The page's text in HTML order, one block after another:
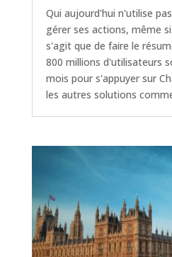
Qui aujourd'hui n'utilise
gérer ses actions, même
s'agit que de faire le
800 millions d'utilisateurs
mois pour s'appuyer sur
les autres solutions